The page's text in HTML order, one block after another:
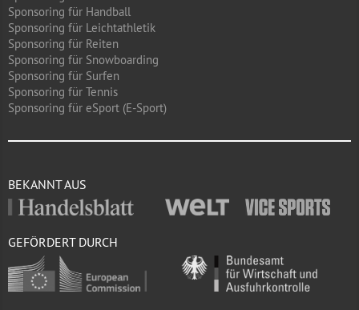
Sponsoring für Handball
Sponsoring für Leichtathletik
Sponsoring für Reiten
Sponsoring für Snowboarding
Sponsoring für Surfen
Sponsoring für Tennis
Sponsoring für eSport (E-Sport)
BEKANNT AUS
GEFÖRDERT DURCH